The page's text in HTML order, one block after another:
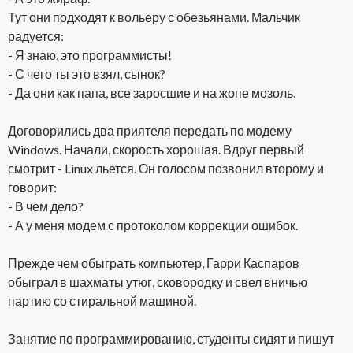
Тут они подходят к вольеру с обезьянами. Мальчик
радуется:
- Я знаю, это программисты!
- С чего ты это взял, сынок?
- Да они как папа, все заросшие и на жопе мозоль.
Договорились два приятеля передать по модему
Windows. Начали, скорость хорошая. Вдруг первый
смотрит - Linux льется. Он голосом позвонил второму и
говорит:
- В чем дело?
- А у меня модем с протоколом коррекции ошибок.
Прежде чем обыграть компьютер, Гарри Каспаров
обыграл в шахматы утюг, сковородку и свел вничью
партию со стиральной машиной.
Занятие по программированию, студенты сидят и пишут